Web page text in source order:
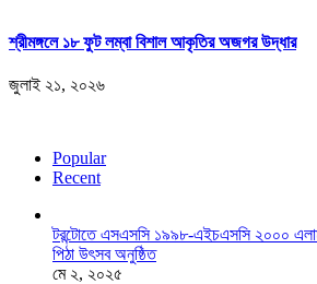
শ্রীমঙ্গলে ১৮ ফুট লম্বা বিশাল আকৃতির অজগর উদ্ধার
জুলাই ২১, ২০২৬
Popular
Recent
টরন্টোতে এসএসসি ১৯৯৮-এইচএসসি ২০০০
পিঠা উৎসব অনুষ্ঠিত
মে ২, ২০২৫